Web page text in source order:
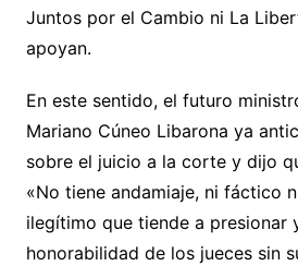
Juntos por el Cambio ni La
apoyan.
En este sentido, el futuro
Mariano Cúneo Libarona ya
sobre el juicio a la corte y dijo
«No tiene andamiaje, ni fáctico
ilegítimo que tiende a presionar
honorabilidad de los jueces sin